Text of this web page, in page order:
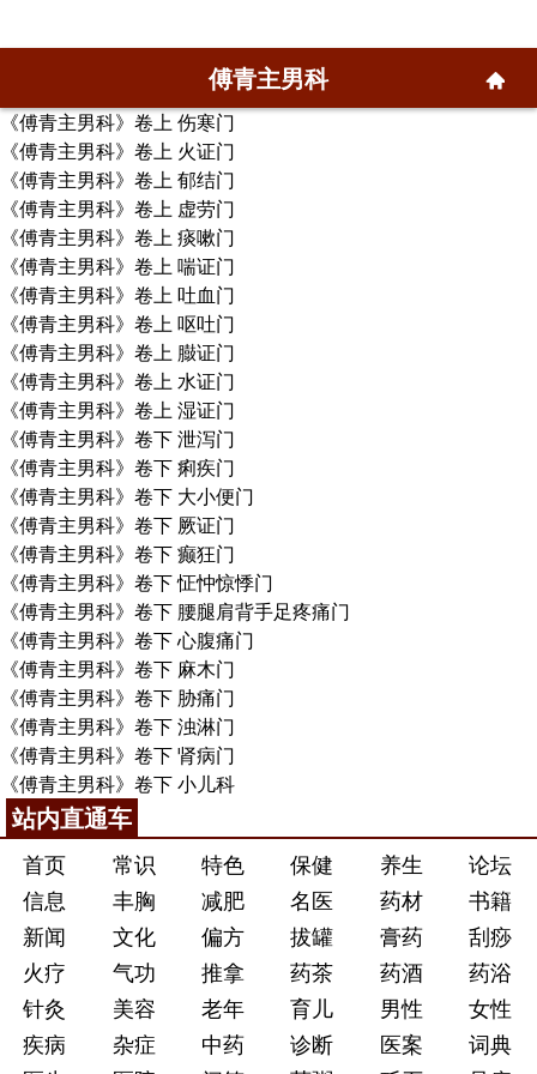
傅青主男科
《傅青主男科》卷上 伤寒门
《傅青主男科》卷上 火证门
《傅青主男科》卷上 郁结门
《傅青主男科》卷上 虚劳门
《傅青主男科》卷上 痰嗽门
《傅青主男科》卷上 喘证门
《傅青主男科》卷上 吐血门
《傅青主男科》卷上 呕吐门
《傅青主男科》卷上 臌证门
《傅青主男科》卷上 水证门
《傅青主男科》卷上 湿证门
《傅青主男科》卷下 泄泻门
《傅青主男科》卷下 痢疾门
《傅青主男科》卷下 大小便门
《傅青主男科》卷下 厥证门
《傅青主男科》卷下 癫狂门
《傅青主男科》卷下 怔忡惊悸门
《傅青主男科》卷下 腰腿肩背手足疼痛门
《傅青主男科》卷下 心腹痛门
《傅青主男科》卷下 麻木门
《傅青主男科》卷下 胁痛门
《傅青主男科》卷下 浊淋门
《傅青主男科》卷下 肾病门
《傅青主男科》卷下 小儿科
站内直通车
首页 常识 特色 保健 养生
论坛
信息
丰胸 减肥 名医 药材
书籍
新闻
文化 偏方 拔罐 膏药
刮痧
火疗
气功 推拿 药茶 药酒
药浴
针灸
美容 老年 育儿 男性
女性
疾病
杂症 中药 诊断 医案
词典